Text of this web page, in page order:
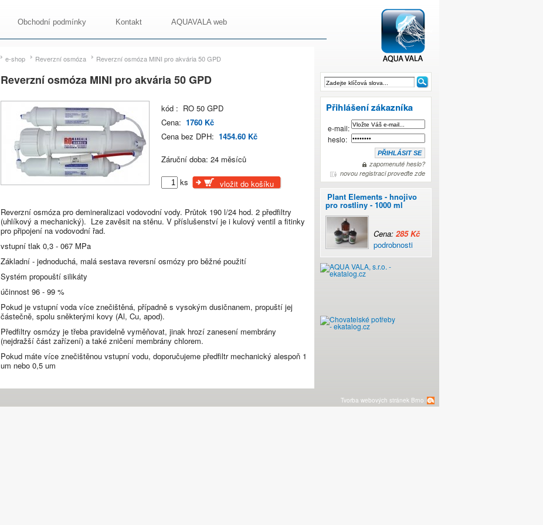
Reverzní osmóza
Obchodní podmínky Kontakt AQUAVALA web
e-shop Reverzní osmóza Reverzní osmóza MINI pro akvária 50 GPD
Reverzní osmóza MINI pro akvária 50 GPD
kód : RO 50 GPD
Cena: 1760 Kč
Cena bez DPH: 1454.60 Kč
Záruční doba: 24 měsíců
ks vložit do košíku
Reverzní osmóza pro demineralizaci vodovodní vody. Průtok 190 l/24 hod. 2 předfiltry
(uhlíkový a mechanický). Lze zavěsit na stěnu. V příslušenství je i kulový ventil a fitinky
pro připojení na vodovodní řad.
vstupní tlak 0,3 - 067 MPa
Základní - jednoduchá, malá sestava reversní osmózy pro běžné použití
Systém propouští silikáty
účinnost 96 - 99 %
Pokud je vstupní voda více znečištěná, případně s vysokým dusičnanem, propuští jej
částečně, spolu sněkterými kovy (Al, Cu, apod).
Předfiltry osmózy je třeba pravidelně vyměňovat, jinak hrozí zanesení membrány
(nejdražší část zařízení) a také zničení membrány chlorem.
Pokud máte více znečištěnou vstupní vodu, doporučujeme předfiltr mechanický alespoň 1
um nebo 0,5 um
e-mail:
heslo:
zapomenuté heslo?
novou registraci proveďte zde
Plant Elements - hnojivo
pro rostliny - 1000 ml
Cena: 285 Kč
podrobnosti
Tvorba webových stránek Brno